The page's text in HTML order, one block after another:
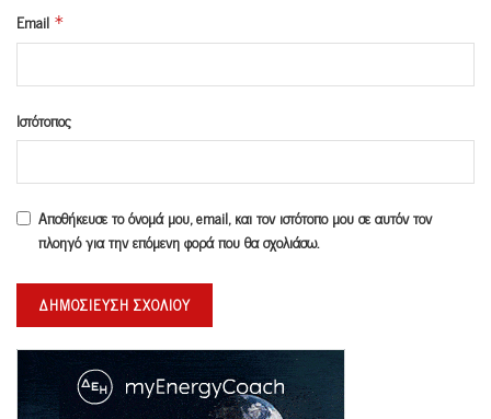
Email *
Ιστότοπος
Αποθήκευσε το όνομά μου, email, και τον ιστότοπο μου σε αυτόν τον
πλοηγό για την επόμενη φορά που θα σχολιάσω.